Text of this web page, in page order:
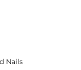
Nails